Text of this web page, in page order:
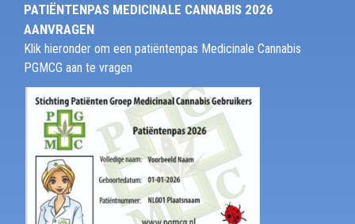
PATIËNTENPAS MEDICINALE CANNABIS 2026
AANVRAGEN
Klik hieronder om een patiëntenpas Medicinale Cannabis
PGMCG aan te vragen